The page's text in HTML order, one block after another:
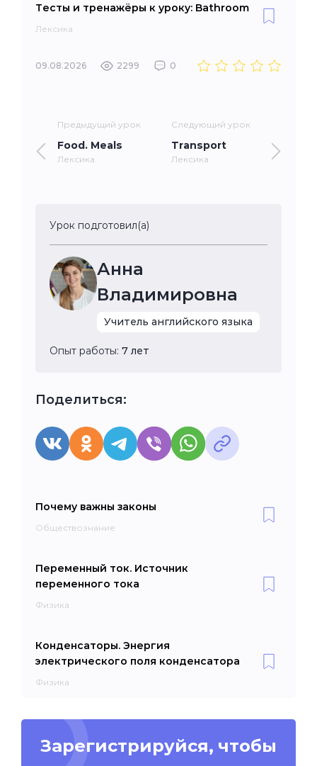
Тесты и тренажёры к уроку: Bathroom
Лексика
09.08.2026 2299 0
Предыдущий урок
Food. Meals
Лексика
Следующий урок
Transport
Лексика
Урок подготовил(а)
Анна
Владимировна
Учитель английского языка
Опыт работы: 7 лет
Поделиться:
Почему важны законы
Обществознание
Переменный ток. Источник
переменного тока
Физика
Конденсаторы. Энергия
электрического поля конденсатора
Физика
Зарегистрируйся, чтобы